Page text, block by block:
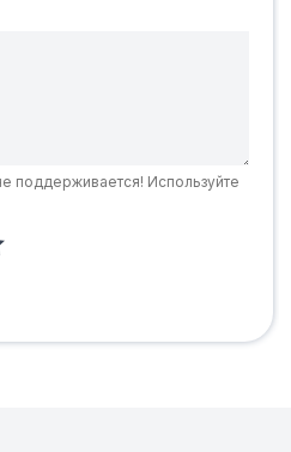
поддерживается! Используйте